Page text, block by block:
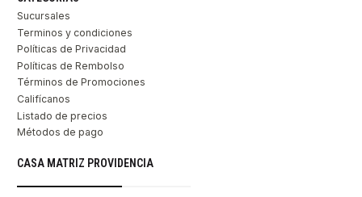
Sucursales
Terminos y condiciones
Políticas de Privacidad
Políticas de Rembolso
Términos de Promociones
Califícanos
Listado de precios
Métodos de pago
CASA MATRIZ PROVIDENCIA